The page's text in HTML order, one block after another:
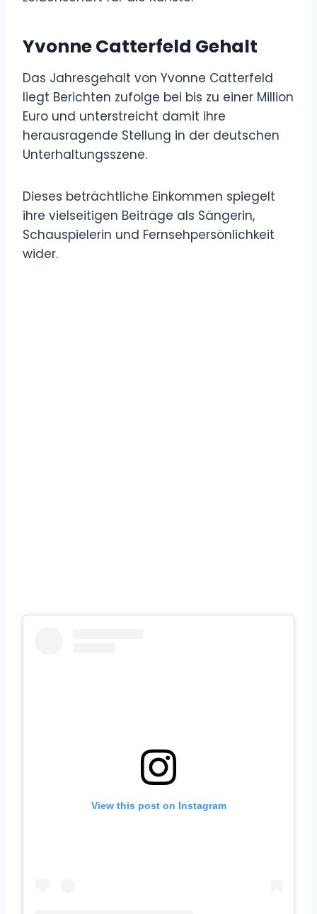
Yvonne Catterfeld Gehalt
Das Jahresgehalt von Yvonne Catterfeld
liegt Berichten zufolge bei bis zu einer Million
Euro und unterstreicht damit ihre
herausragende Stellung in der deutschen
Unterhaltungsszene.
Dieses beträchtliche Einkommen spiegelt
ihre vielseitigen Beiträge als Sängerin,
Schauspielerin und Fernsehpersönlichkeit
wider.
View this post on Instagram